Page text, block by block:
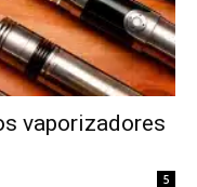
vaporizadores
5